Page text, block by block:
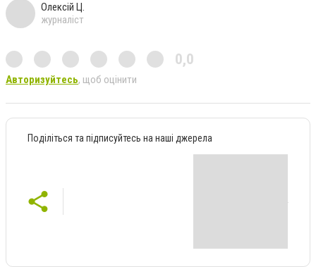
Олексій Ц.
журналіст
0,0
Авторизуйтесь, щоб оцінити
Поділіться та підписуйтесь на наші джерела